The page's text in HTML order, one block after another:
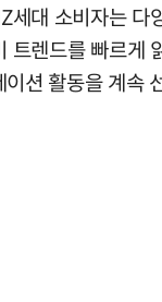
세대 소비자는 다
트렌드를 빠르게
션 활동을 계속